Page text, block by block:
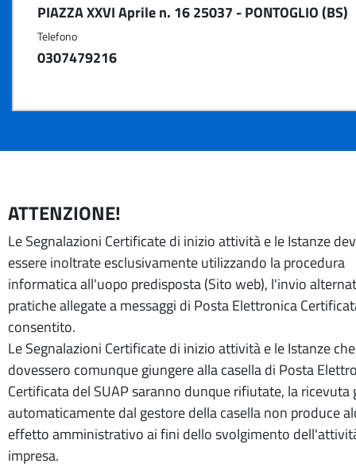
PIAZZA XXVI Aprile n. 16 25037 - PONTOGLIO (BS)
Telefono
0307479216
ATTENZIONE!
Le Segnalazioni Certificate di inizio attività e le Istanze
essere inoltrate esclusivamente utilizzando la procedura
informatica all'uopo predisposta (Sito web), l'invio
pratiche allegate a messaggi di Posta Elettronica
consentito.
Le Segnalazioni Certificate di inizio attività e le Istanze che
dovessero comunque giungere alla casella di Posta
Certificata del SUAP saranno dunque rifiutate, la ricevuta
automaticamente dal gestore della casella non produce
effetto amministrativo ai fini dello svolgimento
impresa.